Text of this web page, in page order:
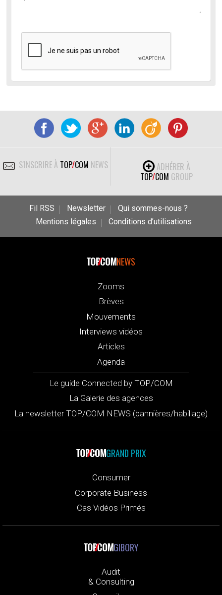
S'INSCRIRE À TOP/COM NEWS
ADHÉRER À
TOP/COM GROUP
Fil RSS Newsletter
Qui sommes-nous ?
Mentions légales
Conditions d’utilisations
NEWS
Zooms
Brèves
Mouvements
Interviews vidéos
Articles
Agenda
Le guide Connected by TOP/COM
La Galerie des agences
La newsletter TOP/COM NEWS (bannières/habillage)
GRAND PRIX
Consumer
Corporate Business
Cas Vidéos Primés
GIBORY
Audit
& Consulting